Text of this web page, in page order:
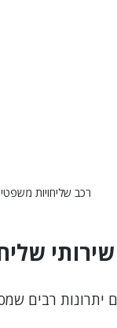
רכב שליחויות
יתרונות רבים